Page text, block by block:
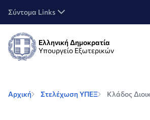
Σύντομα Links
Ελληνική Δημοκρατία
Υπουργείο Εξωτερικών
Αρχική Στελέχωση ΥΠΕΞ Κλάδος